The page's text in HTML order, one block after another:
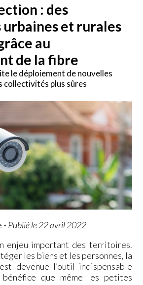
: des
urbaines et rurales
au
de la fibre
le déploiement de nouvelles
collectivités plus sûres
- Publié le 22 avril 2022
enjeu important des territoires.
les biens et les personnes, la
devenue l’outil indispensable
que même les petites